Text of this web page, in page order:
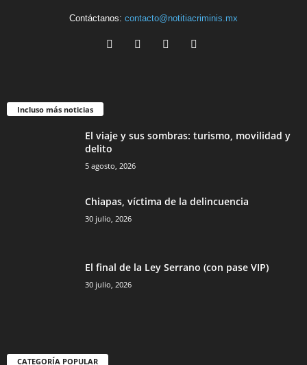
Contáctanos: contacto@notitiacriminis.mx
Incluso más noticias
El viaje y sus sombras: turismo, movilidad y
delito
5 agosto, 2026
Chiapas, víctima de la delincuencia
30 julio, 2026
El final de la Ley Serrano (con pase VIP)
30 julio, 2026
CATEGORÍA POPULAR